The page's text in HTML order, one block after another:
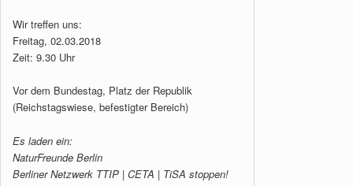
Wir treffen uns:
Freitag, 02.03.2018
Zeit: 9.30 Uhr
Vor dem Bundestag, Platz der Republik
(Reichstagswiese, befestigter Bereich)
Es laden ein:
NaturFreunde Berlin
Berliner Netzwerk TTIP | CETA | TiSA stoppen!